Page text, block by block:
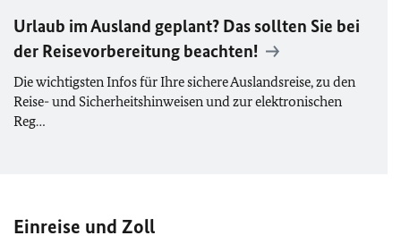
Urlaub im Ausland geplant? Das sollten Sie bei
der Reisevorbereitung beachten!
Die wichtigsten Infos für Ihre sichere Auslandsreise, zu den
Reise- und Sicherheitshinweisen und zur elektronischen
Reg…
Einreise und Zoll